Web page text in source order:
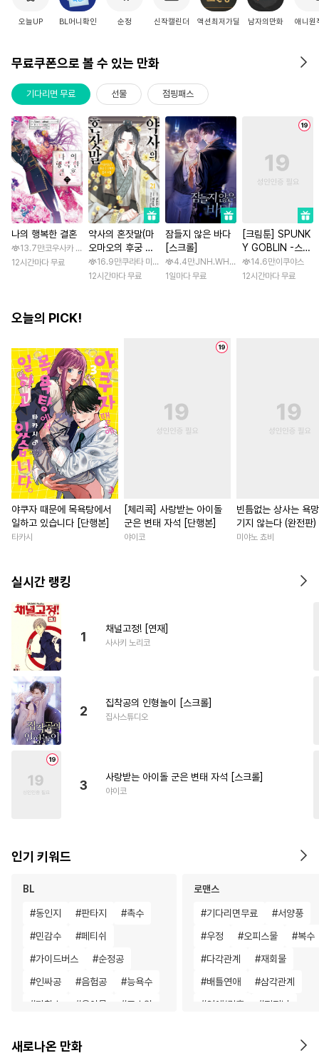
오늘UP BL머니확인 순정 신작캘린더 액션최저가딜 남자의만화 애니원
무료쿠폰으로 볼 수 있는 만화
기다리면 무료 선물 점핑패스
나의 행복한 결혼
13.7만코우사카 리토 / 아기토기 아쿠미
12시간마다 무료
약사의 혼잣말(마
오마오의 후궁 수
수께끼 풀이수첩)
16.9만쿠라타 미노지 / 휴우가 나츠
12시간마다 무료
잠들지 않은 바다
[스크롤]
4.4만JNH.WH Studio / Lasso
1일마다 무료
[크림툰] SPUNK
Y GOBLIN -스펑
키 고블린- [스크
롤]
14.6만이쿠야스
12시간마다 무료
오늘의 PICK!
야쿠자 때문에 목욕탕에서
일하고 있습니다 [단행본]
타카시
[체리콕] 사랑받는 아이돌
군은 변태 자석 [단행본]
야이코
빈틈없는 상사는 욕
기지 않는다 (완전판
롤]
미야노 쵸비
실시간 랭킹
1
채널고정! [연재]
사사키 노리코
2
집착공의 인형놀이 [스크롤]
집사스튜디오
3
사랑받는 아이돌 군은 변태 자석 [스크롤]
야이코
인기 키워드
BL
#동인지 #판타지 #촉수
#민감수 #페티쉬
#가이드버스 #순정공
#인싸공 #음험공 #능욕수
#까칠수 #육아물 #고수위
#미남수 #도망수
로맨스
#기다리면무료 #서양풍
#우정 #오피스물 #복수
#다각관계 #재회물
#배틀연애 #삼각관계
#연애/결혼 #직진남
평범
새로나온 만화